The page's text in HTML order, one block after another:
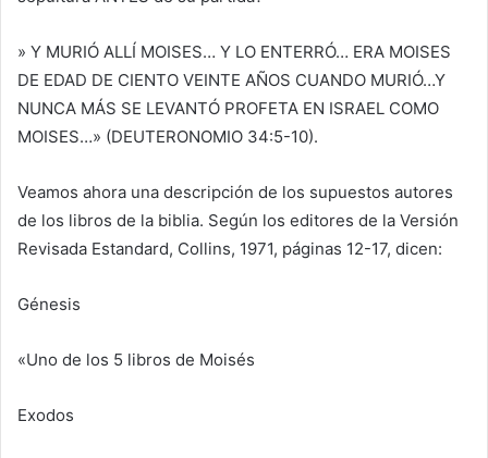
» Y MURIÓ ALLÍ MOISES… Y LO ENTERRÓ… ERA MOISES
DE EDAD DE CIENTO VEINTE AÑOS CUANDO MURIÓ…Y
NUNCA MÁS SE LEVANTÓ PROFETA EN ISRAEL COMO
MOISES…» (DEUTERONOMIO 34:5-10).
Veamos ahora una descripción de los supuestos autores
de los libros de la biblia. Según los editores de la Versión
Revisada Estandard, Collins, 1971, páginas 12-17, dicen:
Génesis
«Uno de los 5 libros de Moisés
Exodos